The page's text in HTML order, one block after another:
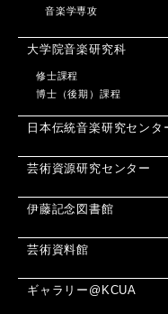
音楽学専攻
大学院音楽研究科
修士課程
博士（後期）課程
日本伝統音楽研究センタ
芸術資源研究センター
伊藤記念図書館
芸術資料館
ギャラリー@KCUA